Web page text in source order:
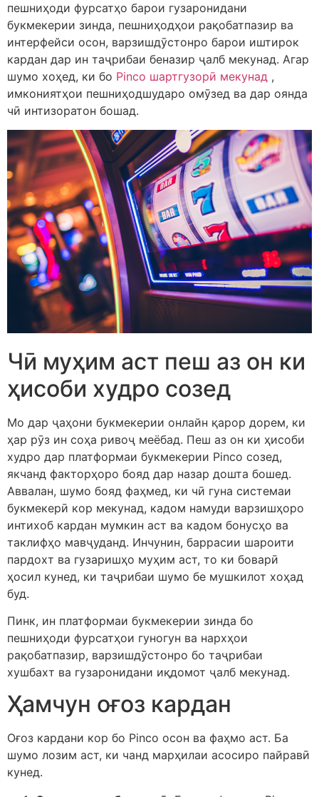
пешниҳоди фурсатҳо барои гузаронидани
букмекерии зинда, пешниҳодҳои рақобатпазир ва
интерфейси осон, варзишдӯстонро барои иштирок
кардан дар ин таҷрибаи беназир ҷалб мекунад. Агар
шумо хоҳед, ки бо Pinco шартгузорӣ мекунад ,
имкониятҳои пешниҳодшударо омӯзед ва дар оянда
чӣ интизоратон бошад.
Чӣ муҳим аст пеш аз он ки
ҳисоби худро созед
Мо дар ҷаҳони букмекерии онлайн қарор дорем, ки
ҳар рӯз ин соҳа ривоҷ меёбад. Пеш аз он ки ҳисоби
худро дар платформаи букмекерии Pinco созед,
якчанд факторҳоро бояд дар назар дошта бошед.
Аввалан, шумо бояд фаҳмед, ки чӣ гуна системаи
букмекерӣ кор мекунад, кадом намуди варзишҳоро
интихоб кардан мумкин аст ва кадом бонусҳо ва
таклифҳо мавҷуданд. Инчунин, баррасии шароити
пардохт ва гузаришҳо муҳим аст, то ки боварӣ
ҳосил кунед, ки таҷрибаи шумо бе мушкилот хоҳад
буд.
Пинк, ин платформаи букмекерии зинда бо
пешниҳоди фурсатҳои гуногун ва нархҳои
рақобатпазир, варзишдӯстонро бо таҷрибаи
хушбахт ва гузаронидани иқдомот ҷалб мекунад.
Ҳамчун оғоз кардан
Оғоз кардани кор бо Pinco осон ва фаҳмо аст. Ба
шумо лозим аст, ки чанд марҳилаи асосиро пайравӣ
кунед.